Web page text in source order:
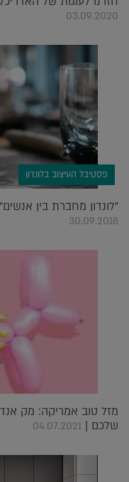
03.09.2020
פסטיבל העיצוב בלונדון
"לונדון מחברת בין
30.09.2018
מזל טוב אמריקה: מק
שלכם | 04.07.2021